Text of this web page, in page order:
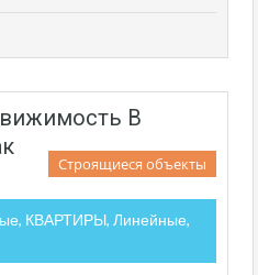
В
Строящиеся объекты
КВАРТИРЫ, Линейные,